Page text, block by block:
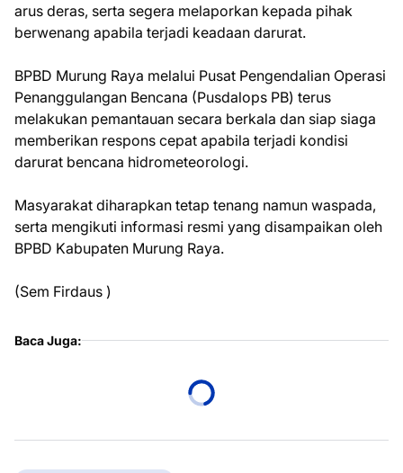
arus deras, serta segera melaporkan kepada pihak
berwenang apabila terjadi keadaan darurat.
BPBD Murung Raya melalui Pusat Pengendalian Operasi
Penanggulangan Bencana (Pusdalops PB) terus
melakukan pemantauan secara berkala dan siap siaga
memberikan respons cepat apabila terjadi kondisi
darurat bencana hidrometeorologi.
Masyarakat diharapkan tetap tenang namun waspada,
serta mengikuti informasi resmi yang disampaikan oleh
BPBD Kabupaten Murung Raya.
(Sem Firdaus )
Baca Juga: